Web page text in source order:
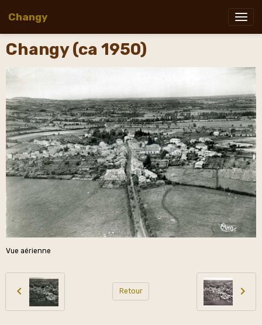
Changy
Changy (ca 1950)
Vue aérienne
Retour